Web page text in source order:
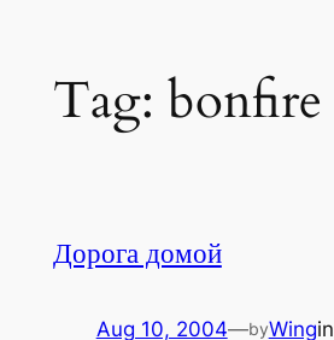
contentTag: bonfire
Дорога домой
Aug 10, 2004—byWingin